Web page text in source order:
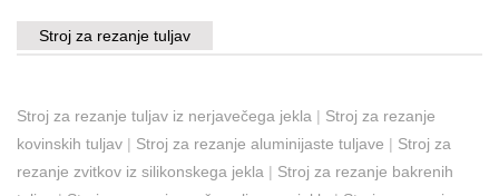
Stroj za rezanje tuljav
Stroj za rezanje tuljav iz nerjavečega jekla | Stroj za rezanje
kovinskih tuljav | Stroj za rezanje aluminijaste tuljave | Stroj za
rezanje zvitkov iz silikonskega jekla | Stroj za rezanje bakrenih